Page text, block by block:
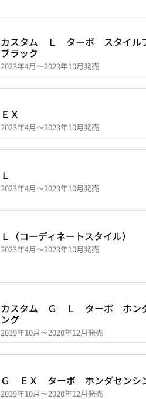
カスタム Ｌ ターボ スタイル
ブラック
2023年4月～2023年10月発売
ＥＸ
2023年4月～2023年10月発売
Ｌ
2023年4月～2023年10月発売
Ｌ（コーディネートスタイル）
2023年4月～2023年10月発売
カスタム Ｇ Ｌ ターボ ホン
ング
2019年10月～2020年12月発売
Ｇ ＥＸ ターボ ホンダセンシ
2019年10月～2020年12月発売